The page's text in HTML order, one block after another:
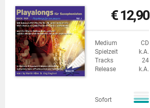
€ 12,90
Medium
CD
Spielzeit
k.A.
Tracks
24
Release
k.A.
Sofort